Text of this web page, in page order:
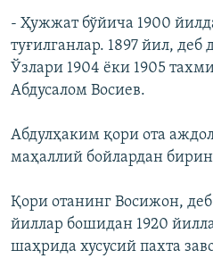
- Ҳужжат бўйича 1900
туғилганлар. 1897 йил, деб
Ўзлари 1904 ëки 1905
Абдусалом Восиев.
Абдулҳаким қори ота
маҳаллий бойлардан
Қори отанинг Восижон, деб
йиллар бошидан 1920
шаҳрида хусусий пахта